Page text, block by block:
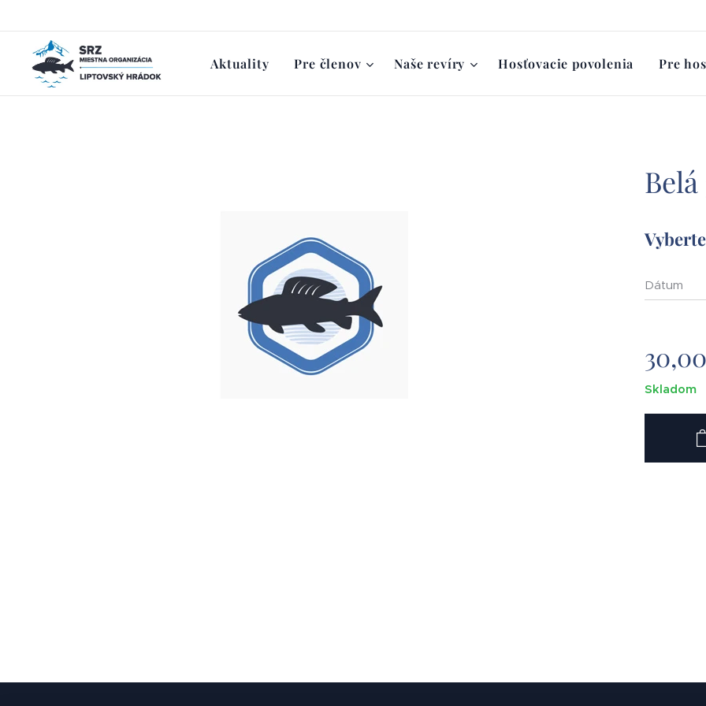
Aktuality Pre členov Naše revíry Hosťovacie povolenia Pre
Dátum
30,00
Skladom